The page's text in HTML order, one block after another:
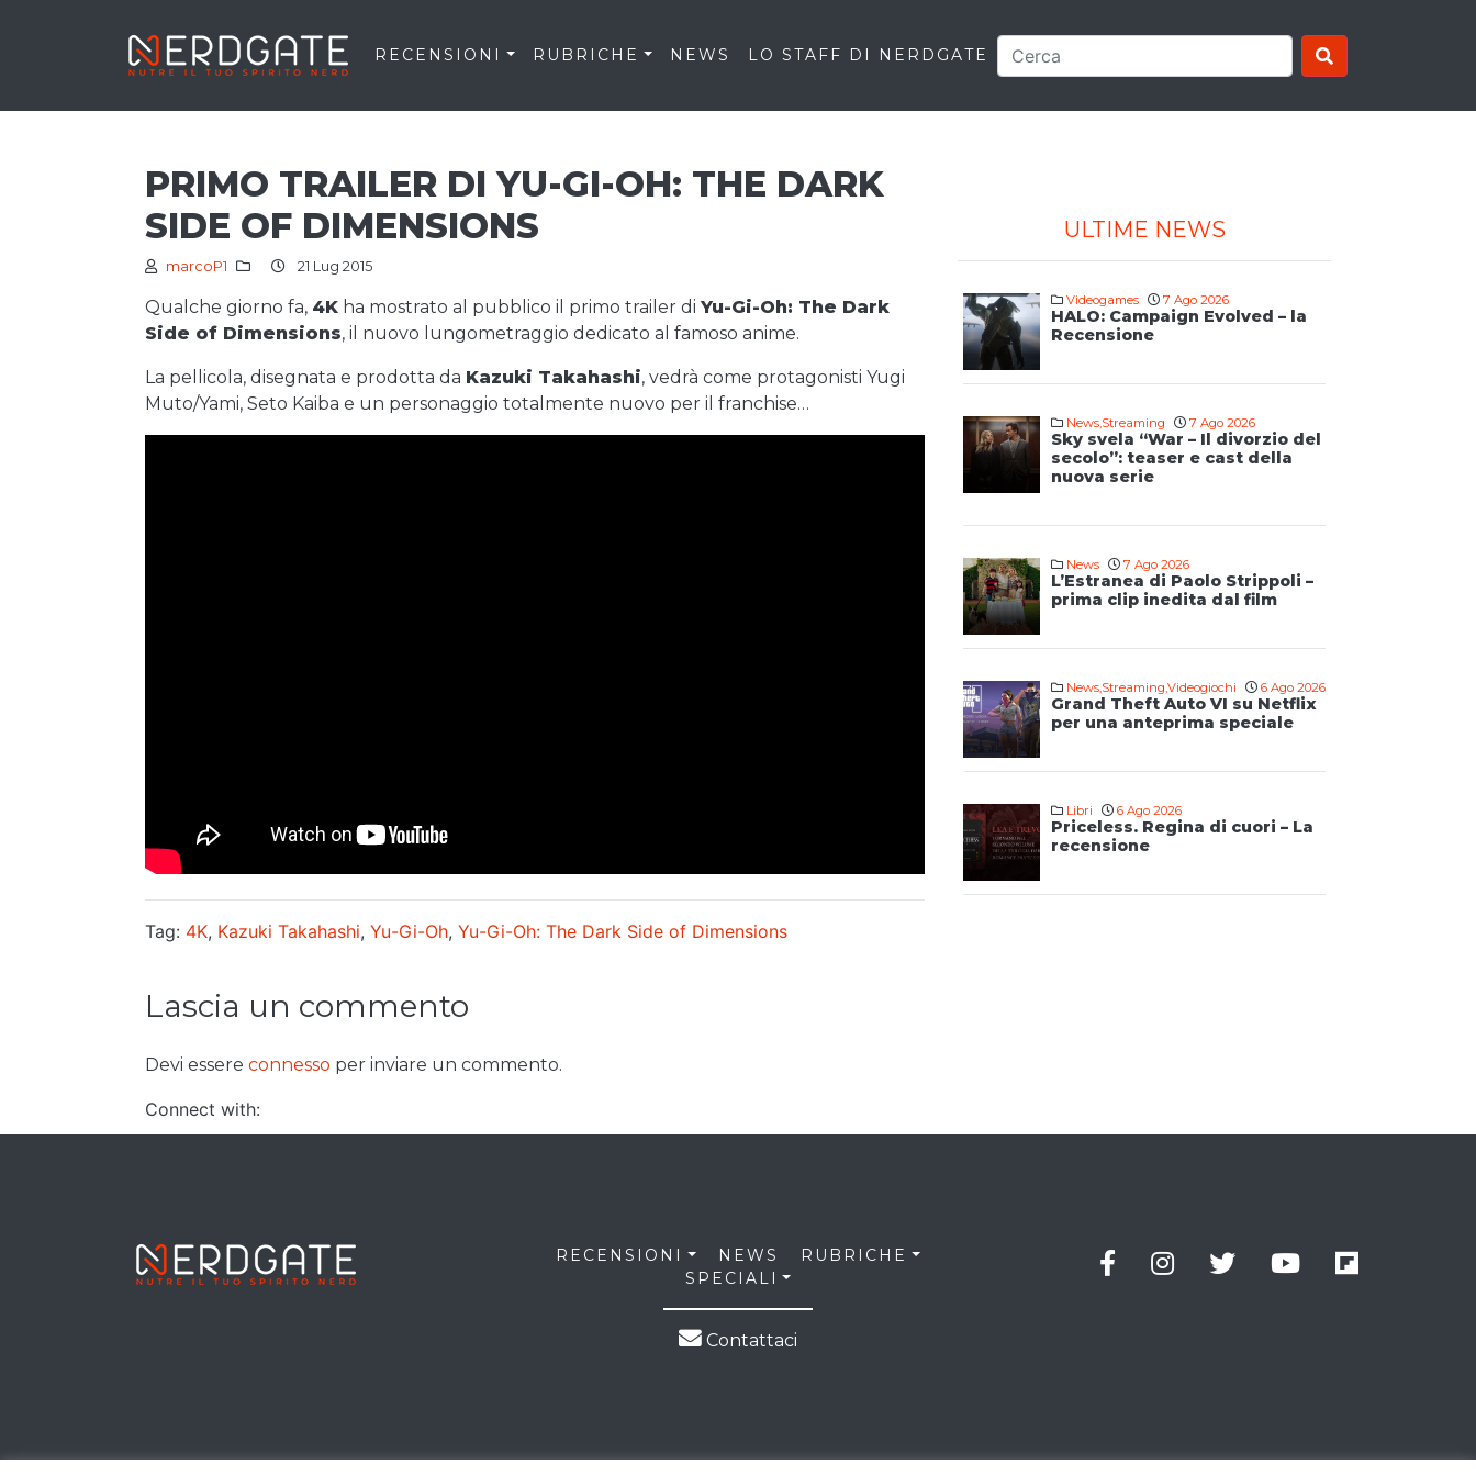
RECENSIONI RUBRICHE NEWS LO STAFF DI NERDGATE
PRIMO TRAILER DI YU-GI-OH: THE DARK
SIDE OF DIMENSIONS
marcoP1 21 Lug 2015
Qualche giorno fa, 4K ha mostrato al pubblico il primo trailer di Yu-Gi-Oh: The Dark
Side of Dimensions, il nuovo lungometraggio dedicato al famoso anime.
La pellicola, disegnata e prodotta da Kazuki Takahashi, vedrà come protagonisti Yugi
Muto/Yami, Seto Kaiba e un personaggio totalmente nuovo per il franchise…
Tag: 4K, Kazuki Takahashi, Yu-Gi-Oh, Yu-Gi-Oh: The Dark Side of Dimensions
Lascia un commento
Devi essere connesso per inviare un commento.
Connect with:
ULTIME NEWS
Videogames 7 Ago 2026
HALO: Campaign Evolved – la
Recensione
News,Streaming 7 Ago 2026
Sky svela “War – Il divorzio del
secolo”: teaser e cast della
nuova serie
News 7 Ago 2026
L’Estranea di Paolo Strippoli –
prima clip inedita dal film
News,Streaming,Videogiochi 6 Ago 2026
Grand Theft Auto VI su Netflix
per una anteprima speciale
Libri 6 Ago 2026
Priceless. Regina di cuori – La
recensione
RECENSIONI NEWS
RUBRICHE
SPECIALI
Contattaci